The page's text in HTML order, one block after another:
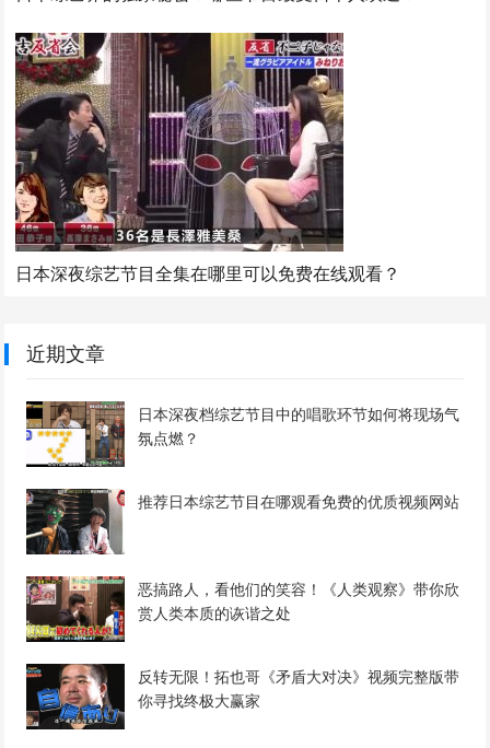
日本深夜综艺节目全集在哪里可以免费在线观看？
近期文章
日本深夜档综艺节目中的唱歌环节如何将现场气
氛点燃？
推荐日本综艺节目在哪观看免费的优质视频网站
恶搞路人，看他们的笑容！《人类观察》带你欣
赏人类本质的诙谐之处
反转无限！拓也哥《矛盾大对决》视频完整版带
你寻找终极大赢家